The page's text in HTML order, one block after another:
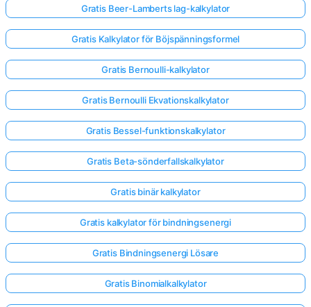
Gratis Beer-Lamberts lag-kalkylator
Gratis Kalkylator för Böjspänningsformel
Gratis Bernoulli-kalkylator
Gratis Bernoulli Ekvationskalkylator
Gratis Bessel-funktionskalkylator
Gratis Beta-sönderfallskalkylator
Gratis binär kalkylator
Gratis kalkylator för bindningsenergi
Gratis Bindningsenergi Lösare
Gratis Binomialkalkylator